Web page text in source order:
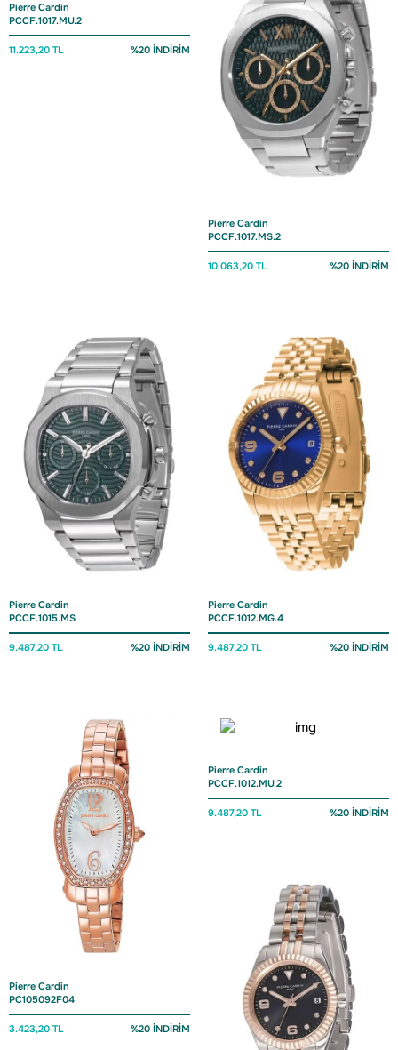
Pierre Cardin
PCCF.1017.MU.2
11.223,20 TL %20 İNDİRİM
Pierre Cardin
PCCF.1017.MS.2
10.063,20 TL %20 İNDİRİM
Pierre Cardin
PCCF.1015.MS
9.487,20 TL %20 İNDİRİM
Pierre Cardin
PCCF.1012.MG.4
9.487,20 TL %20 İNDİRİM
Pierre Cardin
PC105092F04
3.423,20 TL %20 İNDİRİM
Pierre Cardin
PCCF.1012.MU.2
9.487,20 TL %20 İNDİRİM